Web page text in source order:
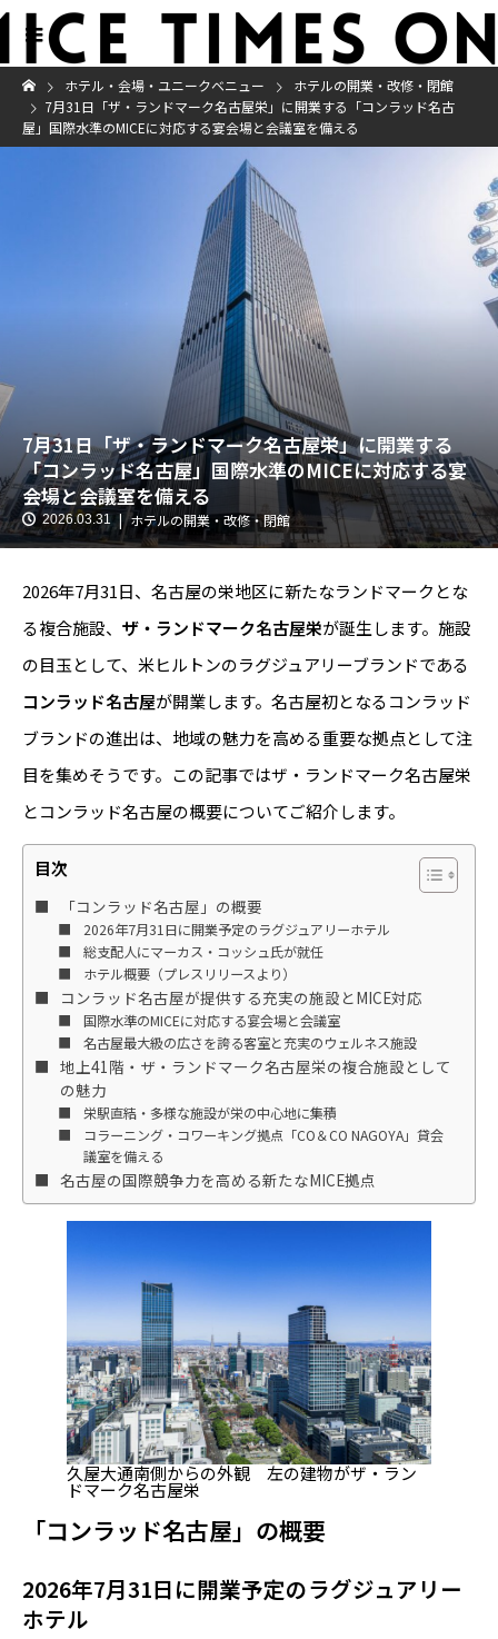
ホテル・会場・ユニークベニュー
ホテルの開業・改修・閉館
7月31日「ザ・ランドマーク名古屋栄」に開業する「コンラッド名古
屋」国際水準のMICEに対応する宴会場と会議室を備える
7月31日「ザ・ランドマーク名古屋栄」に開業する
「コンラッド名古屋」国際水準のMICEに対応する宴
会場と会議室を備える
2026.03.31 ホテルの開業・改修・閉館
2026年7月31日、名古屋の栄地区に新たなランドマークとな
る複合施設、 ザ・ランドマーク名古屋栄が誕生します。施設
の目玉として、米ヒルトンのラグジュアリーブランドである
コンラッド名古屋が開業します。名古屋初となるコンラッド
ブランドの進出は、地域の魅力を高める重要な拠点として注
目を集めそうです。この記事ではザ・ランドマーク名古屋栄
とコンラッド名古屋の概要についてご紹介します。
目次
「コンラッド名古屋」の概要
2026年7月31日に開業予定のラグジュアリーホテル
総支配人にマーカス・コッシュ氏が就任
ホテル概要（プレスリリースより）
コンラッド名古屋が提供する充実の施設とMICE対応
国際水準のMICEに対応する宴会場と会議室
名古屋最大級の広さを誇る客室と充実のウェルネス施設
地上41階・ザ・ランドマーク名古屋栄の複合施設として
の魅力
栄駅直結・多様な施設が栄の中心地に集積
コラーニング・コワーキング拠点「CO＆CO NAGOYA」貸会
議室を備える
名古屋の国際競争力を高める新たなMICE拠点
久屋大通南側からの外観 左の建物がザ・ラン
ドマーク名古屋栄
「コンラッド名古屋」の概要
2026年7月31日に開業予定のラグジュアリー
ホテル